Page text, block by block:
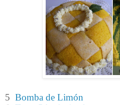
5 Bomba de Limón